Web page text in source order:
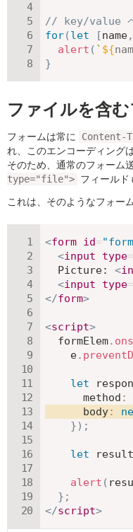
// key/value ペ
for(let [name,
alert ( ` ${
}
ファイルを含
フォームは常に Content-
れ、このエンコーディング
そのため、通常のフォーム
type="file"> フィールド
これは、そのようなフォー
<form id="
<input type=
  Picture:
<
<input type=
</form>
<script>
  formElem
.
    e
.
let
method :
body:
}) ;
let result
alert (
} ;
</script>